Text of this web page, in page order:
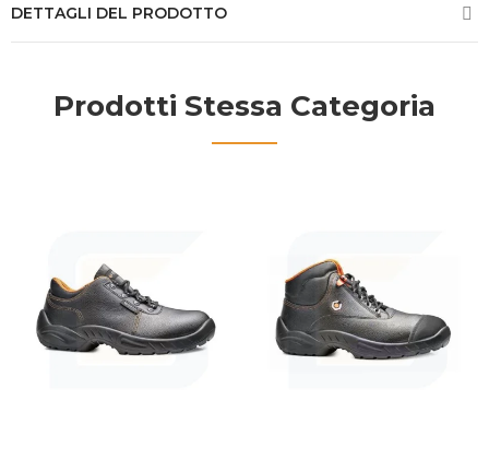
DETTAGLI DEL PRODOTTO
Prodotti Stessa Categoria